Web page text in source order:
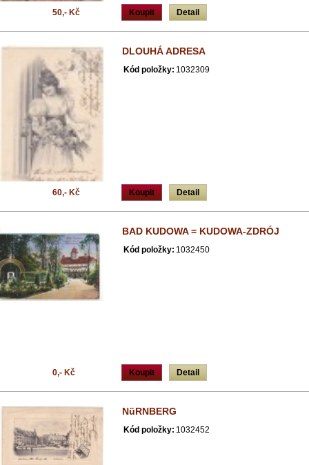
Koupit Detail
50,- Kč
DLOUHÁ ADRESA
Kód položky: 1032309
Koupit Detail
60,- Kč
BAD KUDOWA = KUDOWA-ZDRÓJ
Kód položky: 1032450
Koupit Detail
0,- Kč
NüRNBERG
Kód položky: 1032452